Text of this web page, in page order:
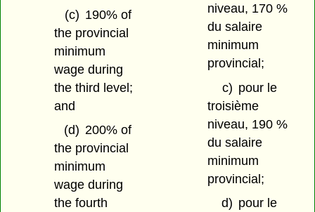
(c) 190% of
the provincial
minimum
wage during
the third level;
and
(d) 200% of
the provincial
minimum
wage during
the fourth
niveau, 170 %
du salaire
minimum
provincial;
c) pour le
troisième
niveau, 190 %
du salaire
minimum
provincial;
d) pour le